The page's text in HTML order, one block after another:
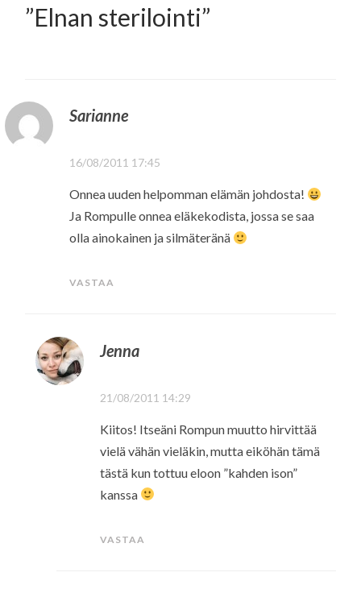
”Elnan sterilointi”
Sarianne
16/08/2011 17:45
Onnea uuden helpomman elämän johdosta!
Ja Rompulle onnea eläkekodista, jossa se saa
olla ainokainen ja silmäteränä
VASTAA
Jenna
21/08/2011 14:29
Kiitos! Itseäni Rompun muutto hirvittää
vielä vähän vieläkin, mutta eiköhän tämä
tästä kun tottuu eloon ”kahden ison”
kanssa
VASTAA